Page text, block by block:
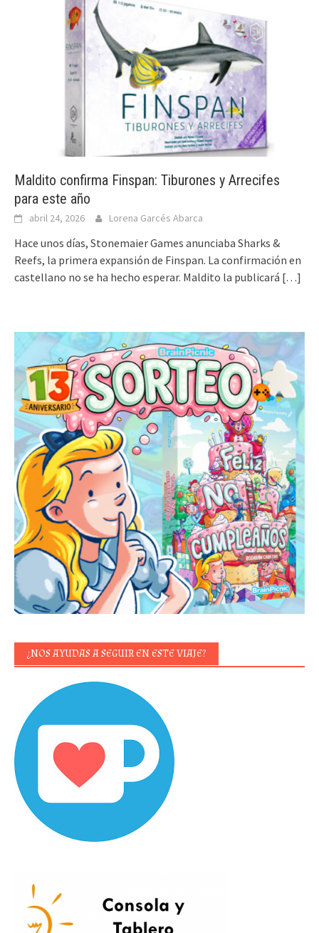
Maldito confirma Finspan: Tiburones y Arrecifes
para este año
abril 24, 2026 Lorena Garcés Abarca
Hace unos días, Stonemaier Games anunciaba Sharks &
Reefs, la primera expansión de Finspan. La confirmación en
castellano no se ha hecho esperar. Maldito la publicará […]
¿NOS AYUDAS A SEGUIR EN ESTE VIAJE?